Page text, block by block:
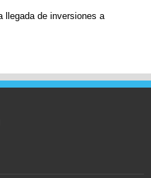
llegada de inversiones a